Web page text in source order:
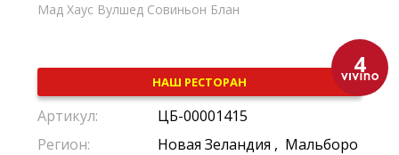
Мад Хаус Вулшед Совиньон Блан
4
НАШ РЕСТОРАН
Артикул:
ЦБ-00001415
Регион:
Новая Зеландия , Мальборо